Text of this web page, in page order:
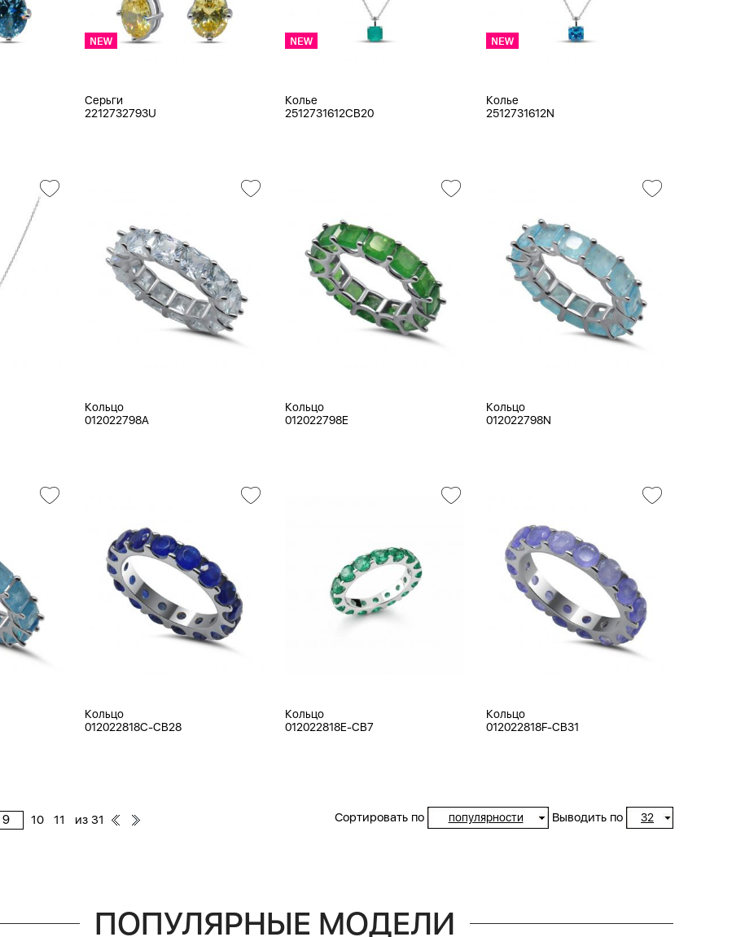
Серьги
2212732793U
Колье
2512731612CB20
Колье
2512731612N
Кольцо
012022798A
Кольцо
012022798E
Кольцо
012022798N
Кольцо
012022818C-CB28
Кольцо
012022818E-CB7
Кольцо
012022818F-CB31
Сортировать по популярности Выводить по 32
10 11 из 31
ПОПУЛЯРНЫЕ МОДЕЛИ